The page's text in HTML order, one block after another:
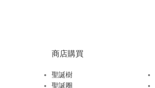
商店購買
聖誕樹
聖誕圈